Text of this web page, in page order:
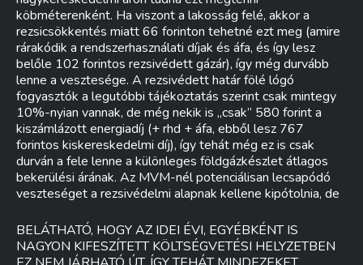
köbméterenként. Ha viszont a lakosság felé, akkor a
rezsicsökkentés miatt 66 forinton tehetné ezt meg (amire
rárakódik a rendszerhasználati díjak és áfa, és így lesz
belőle 102 forintos rezsivédett gázár), így még durvább
lenne a vesztesége. A rezsivédett határ fölé lógó
fogyasztók a legutóbbi tájékoztatás szerint csak mintegy
10%-nyian vannak, de még nekik is „csak” 580 forint a
kiszámlázott energiadíj (+ rhd + áfa, ebből lesz 767
forintos kiskereskedelmi díj), így tehát még ez is csak
durván a fele lenne a különleges földgázkészlet átlagos
bekerülési árának. Az MVM-nél potenciálisan lecsapódó
veszteséget a rezsivédelmi alapnak kellene kipótolnia, de
BELÁTHATÓ, HOGY AZ IDEI ÉVI, EGYÉBKÉNT IS
NAGYON KIFESZÍTETT KÖLTSÉGVETÉSI HELYZETBEN